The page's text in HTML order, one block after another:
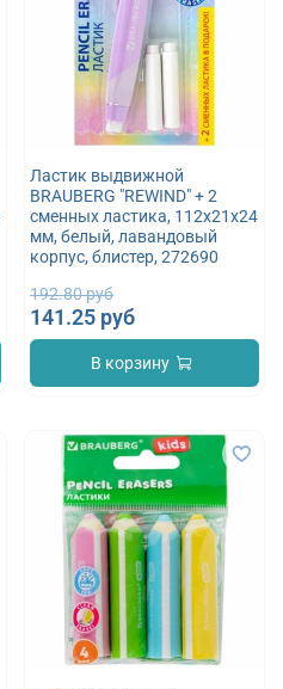
Ластик выдвижной
BRAUBERG "REWIND" + 2
сменных ластика, 112х21х24
мм, белый, лавандовый
корпус, блистер, 272690
192.80 руб
141.25 руб
В корзину